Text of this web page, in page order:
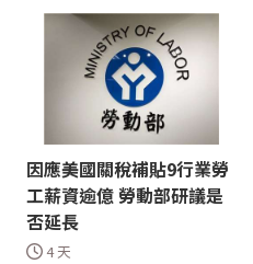
因應美國關稅補貼9行業勞
工薪資逾億 勞動部研議是
否延長
4 天